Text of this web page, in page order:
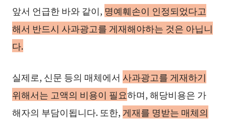
앞서 언급한 바와 같이, 명예훼손이 인정되었다고
해서 반드시 사과광고를 게재해야하는 것은 아닙니
다.
실제로, 신문 등의 매체에서 사과광고를 게재하기
위해서는 고액의 비용이 필요하며, 해당비용은 가
해자의 부담이됩니다. 또한, 게재를 명받는 매체의